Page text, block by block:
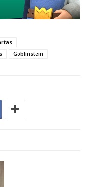
Goblinstein